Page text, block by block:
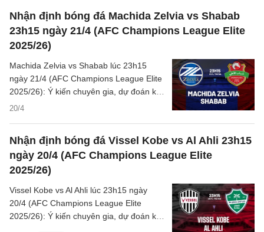
Nhận định bóng đá Machida Zelvia vs Shabab
23h15 ngày 21/4 (AFC Champions League Elite
2025/26)
20/4
Machida Zelvia vs Shabab lúc 23h15
ngày 21/4 (AFC Champions League Elite
2025/26): Ý kiến chuyên gia, dự đoán kết
quả, nhận định - phân tích trận đấu,
Nhận định bóng đá Vissel Kobe vs Al Ahli 23h15
ngày 20/4 (AFC Champions League Elite
2025/26)
Vissel Kobe vs Al Ahli lúc 23h15 ngày
20/4 (AFC Champions League Elite
2025/26): Ý kiến chuyên gia, dự đoán kết